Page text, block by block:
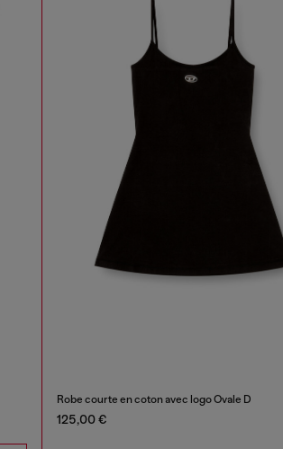
Robe courte en coton avec logo Ovale D
125,00 €